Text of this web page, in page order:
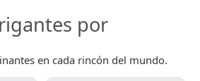
por
en cada rincón del mundo.